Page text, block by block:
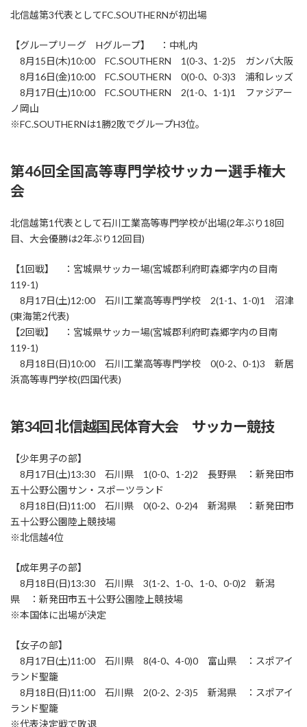
北信越第3代表としてFC.SOUTHERNが初出場
【グループリーグ Hグループ】 ：中札内
8月15日(木)10:00 FC.SOUTHERN 1(0-3、1-2)5 ガンバ大阪
8月16日(金)10:00 FC.SOUTHERN 0(0-0、0-3)3 浦和レッズ
8月17日(土)10:00 FC.SOUTHERN 2(1-0、1-1)1 ファジアー
ノ岡山
※FC.SOUTHERNは1勝2敗でグループH3位。
第46回全国高等専門学校サッカー選手権大
会
北信越第1代表として石川工業高等専門学校が出場(2年ぶり18回
目、大会優勝は2年ぶり12回目)
【1回戦】 ：宮城県サッカー場(宮城郡利府町森郷字内の目南
119-1)
8月17日(土)12:00 石川工業高等専門学校 2(1-1、1-0)1 沼津
(東海第2代表)
【2回戦】 ：宮城県サッカー場(宮城郡利府町森郷字内の目南
119-1)
8月18日(日)10:00 石川工業高等専門学校 0(0-2、0-1)3 新居
浜高等専門学校(四国代表)
第34回 北信越国民体育大会 サッカー競技
【少年男子の部】
8月17日(土)13:30 石川県 1(0-0、1-2)2 長野県 ：新発田市
五十公野公園サン・スポーツランド
8月18日(日)11:00 石川県 0(0-2、0-2)4 新潟県 ：新発田市
五十公野公園陸上競技場
※北信越4位
【成年男子の部】
8月18日(日)13:30 石川県 3(1-2、1-0、1-0、0-0)2 新潟
県 ：新発田市五十公野公園陸上競技場
※本国体に出場が決定
【女子の部】
8月17日(土)11:00 石川県 8(4-0、4-0)0 富山県 ：スポアイ
ランド聖籠
8月18日(日)11:00 石川県 2(0-2、2-3)5 新潟県 ：スポアイ
ランド聖籠
※代表決定戦で敗退